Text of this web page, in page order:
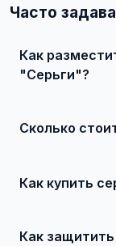
Часто
Как
"Серьги"?
Серьги",
Сколько
доступно
Как купить
встрече и
Как